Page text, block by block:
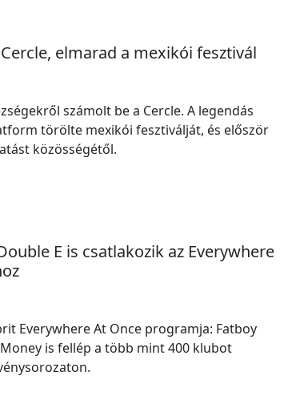
elmarad a mexikói fesztivál
számolt be a Cercle. A legendás
törölte mexikói fesztiválját, és először
közösségétől.
E is csatlakozik az Everywhere
Everywhere At Once programja: Fatboy
Money is fellép a több mint 400 klubot